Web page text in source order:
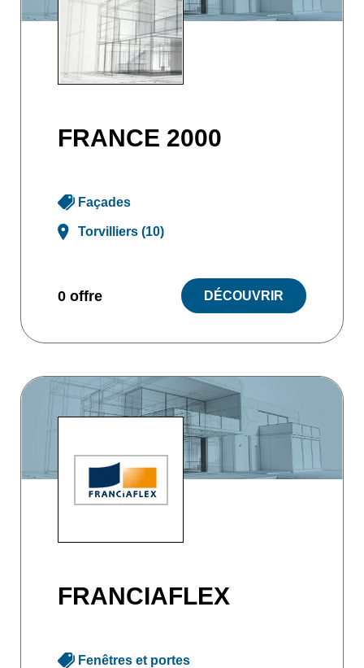
FRANCE 2000
Façades
Torvilliers (10)
0 offre DÉCOUVRIR
FRANCIAFLEX
Fenêtres et portes